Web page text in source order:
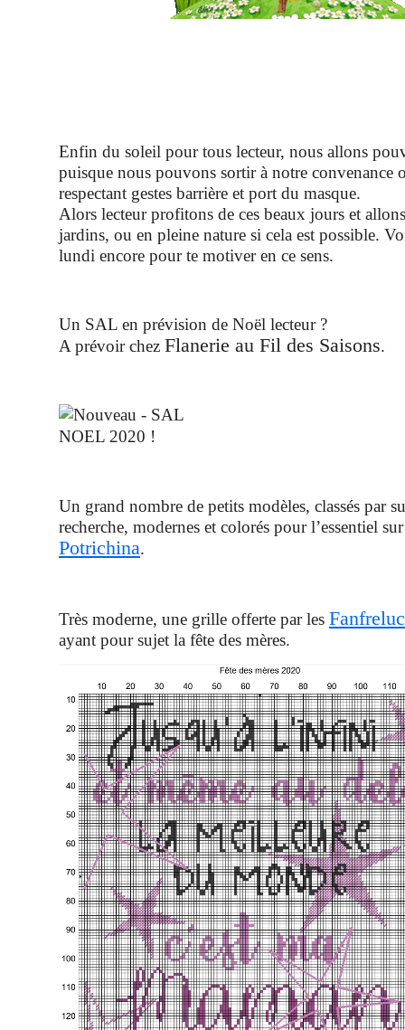
Enfin du soleil pour tous lecteur, nous allons
puisque nous pouvons sortir à notre convenance
respectant gestes barrière et port du masque.
Alors lecteur profitons de ces beaux jours et
jardins, ou en pleine nature si cela est possible.
lundi encore pour te motiver en ce sens.
Un SAL en prévision de Noël lecteur ?
A prévoir chez Flanerie au Fil des Saisons.
Un grand nombre de petits modèles, classés par
recherche, modernes et colorés pour l’essentiel
Potrichina.
Très moderne, une grille offerte par les
ayant pour sujet la fête des mères.